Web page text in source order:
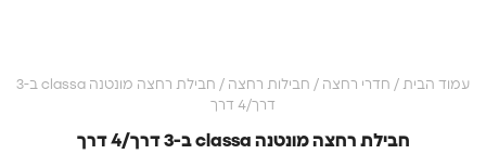
עמוד הבית / חדרי רחצה / חבילות רחצה
/ חבילת רחצה מונטנה classa ב-3
דרך/4 דרך
חבילת רחצה מונטנה classa ב-3 דרך/4 דרך